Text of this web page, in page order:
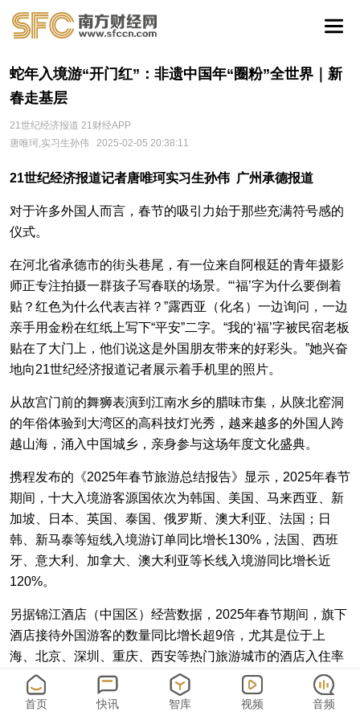
蛇年入境游“开门红”：非遗中国年“圈粉”全世界｜新
春走基层
21世纪经济报道 21财经APP
唐唯珂,实习生孙伟
2025-02-05 20:38:11
21世纪经济报道记者唐唯珂实习生孙伟 广州承德报道
对于许多外国人而言，春节的吸引力始于那些充满符号感的
仪式。
在河北省承德市的街头巷尾，有一位来自阿根廷的青年摄影
师正专注拍摄一群孩子写春联的场景。“‘福’字为什么要倒着
贴？红色为什么代表吉祥？”露西亚（化名）一边询问，一边
亲手用金粉在红纸上写下“平安”二字。“我的‘福’字被民宿老板
贴在了大门上，他们说这是外国朋友带来的好彩头。”她兴奋
地向21世纪经济报道记者展示着手机里的照片。
从故宫门前的舞狮表演到江南水乡的腊味市集，从陕北窑洞
的年俗体验到大湾区的高科技灯光秀，越来越多的外国人跨
越山海，涌入中国城乡，亲身参与这场年度文化盛典。
携程发布的《2025年春节旅游总结报告》显示，2025年春节
期间，十大入境游客源国依次为韩国、美国、马来西亚、新
加坡、日本、英国、泰国、俄罗斯、澳大利亚、法国；日
韩、新马泰等短线入境游订单同比增长130%，法国、西班
牙、意大利、加拿大、澳大利亚等长线入境游同比增长近
120%。
另据锦江酒店（中国区）经营数据，2025年春节期间，旗下
酒店接待外国游客的数量同比增长超9倍，尤其是位于上
海、北京、深圳、重庆、西安等热门旅游城市的酒店入住率
增长显著，客人主要来源于韩国、马来西亚、俄罗斯、越
南、日本、澳大利亚、美国等国家。
首页 快讯 智库 视频 音频